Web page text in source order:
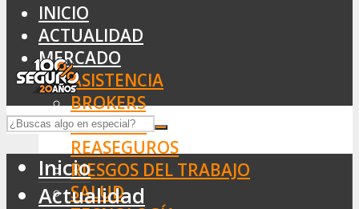
INICIO
ACTUALIDAD
MERCADO
ASISTENCIA
BROKERS
SEGUROS
REASEGUROS
RIESGOS DEL TRABAJO
SALUD
Inicio
Actualidad